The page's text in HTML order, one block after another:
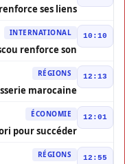
ses liens
10:10
INTERNATIONAL
renforce son
12:13
RÉGIONS
marocaine
12:01
ÉCONOMIE
pour succéder
12:55
RÉGIONS